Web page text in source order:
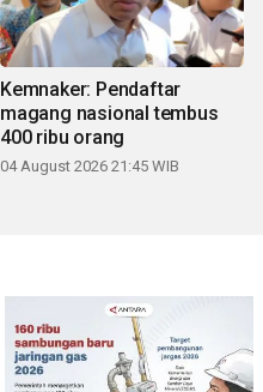
Kemnaker: Pendaftar
magang nasional tembus
400 ribu orang
04 August 2026 21:45 WIB